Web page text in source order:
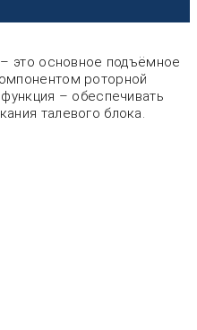
это основное подъёмное
роторной
– обеспечивать
талевого блока.